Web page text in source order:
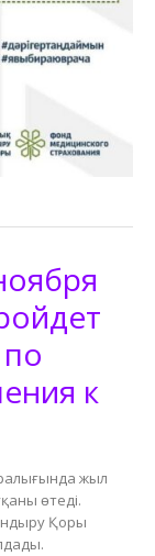
к
жыл
өтеді.
Қоры